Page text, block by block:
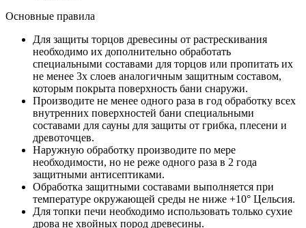
Основные правила
Для защиты торцов древесины от растрескивания
необходимо их дополнительно обработать
специальными составами для торцов или пропитать их
не менее 3х слоев аналогичным защитным составом,
которым покрыта поверхность бани снаружи.
Производите не менее одного раза в год обработку всех
внутренних поверхностей бани специальными
составами для сауны для защиты от грибка, плесени и
древоточцев.
Наружную обработку производите по мере
необходимости, но не реже одного раза в 2 года
защитными антисептиками.
Обработка защитными составами выполняется при
температуре окружающей среды не ниже +10° Цельсия.
Для топки печи необходимо использовать только сухие
дрова не хвойных пород древесины.